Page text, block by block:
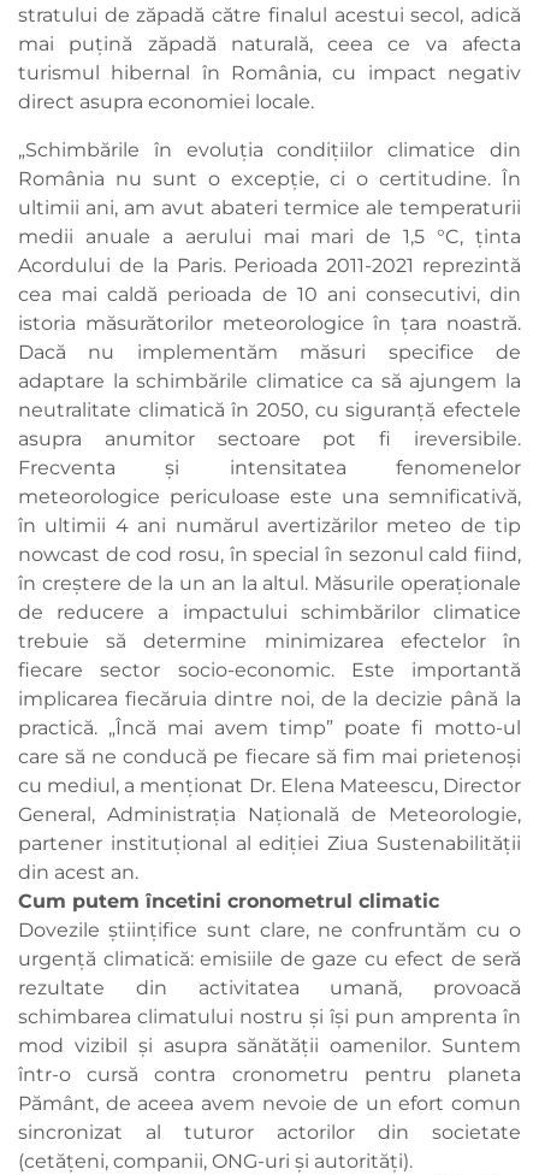
stratului de zăpadă către finalul acestui secol, adică
mai puțină zăpadă naturală, ceea ce va afecta
turismul hibernal în România, cu impact negativ
direct asupra economiei locale.
„Schimbările în evoluţia condiţiilor climatice din
România nu sunt o excepţie, ci o certitudine. În
ultimii ani, am avut abateri termice ale temperaturii
medii anuale a aerului mai mari de 1,5 °C, ţinta
Acordului de la Paris. Perioada 2011-2021 reprezintă
cea mai caldă perioada de 10 ani consecutivi, din
istoria măsurătorilor meteorologice în țara noastră.
Dacă nu implementăm măsuri specifice de
adaptare la schimbările climatice ca să ajungem la
neutralitate climatică în 2050, cu siguranţă efectele
asupra anumitor sectoare pot fi ireversibile.
Frecventa și intensitatea fenomenelor
meteorologice periculoase este una semnificativă,
în ultimii 4 ani numărul avertizărilor meteo de tip
nowcast de cod rosu, în special în sezonul cald fiind,
în creștere de la un an la altul. Măsurile operaționale
de reducere a impactului schimbărilor climatice
trebuie să determine minimizarea efectelor în
fiecare sector socio-economic. Este importantă
implicarea fiecăruia dintre noi, de la decizie până la
practică. „Încă mai avem timp” poate fi motto-ul
care să ne conducă pe fiecare să fim mai prietenoși
cu mediul, a menționat Dr. Elena Mateescu, Director
General, Administrația Națională de Meteorologie,
partener instituțional al ediției Ziua Sustenabilității
din acest an.
Cum putem încetini cronometrul climatic
Dovezile științifice sunt clare, ne confruntăm cu o
urgență climatică: emisiile de gaze cu efect de seră
rezultate din activitatea umană, provoacă
schimbarea climatului nostru și își pun amprenta în
mod vizibil și asupra sănătății oamenilor. Suntem
într-o cursă contra cronometru pentru planeta
Pământ, de aceea avem nevoie de un efort comun
sincronizat al tuturor actorilor din societate
(cetățeni, companii, ONG-uri și autorități).